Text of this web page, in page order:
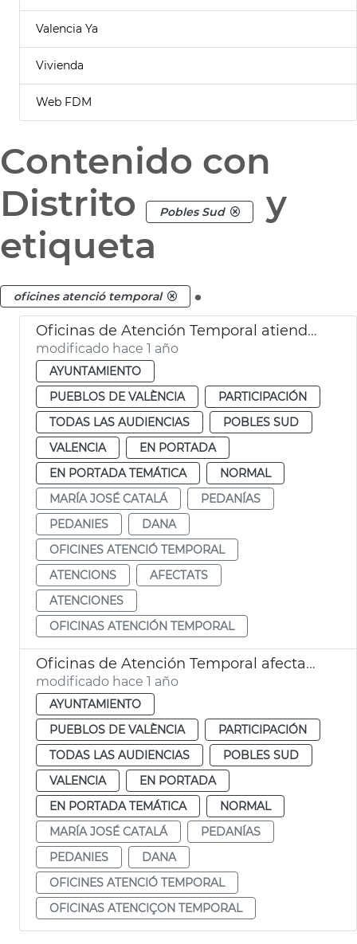
Valencia Ya
Vivienda
Web FDM
Contenido con
Distrito
Pobles Sud
y
etiqueta
oficines atenció temporal .
Oficinas de Atención Temporal atienden a 600 afectados DANA pedanias
modificado hace 1 año
AYUNTAMIENTO
PUEBLOS DE VALÈNCIA
PARTICIPACIÓN
TODAS LAS AUDIENCIAS
POBLES SUD
VALENCIA
EN PORTADA
EN PORTADA TEMÁTICA
NORMAL
MARÍA JOSÉ CATALÁ
PEDANÍAS
PEDANIES
DANA
OFICINES ATENCIÓ TEMPORAL
ATENCIONS
AFECTATS
ATENCIONES
OFICINAS ATENCIÓN TEMPORAL
Oficinas de Atención Temporal afectados dana pedanias
modificado hace 1 año
AYUNTAMIENTO
PUEBLOS DE VALÈNCIA
PARTICIPACIÓN
TODAS LAS AUDIENCIAS
POBLES SUD
VALENCIA
EN PORTADA
EN PORTADA TEMÁTICA
NORMAL
MARÍA JOSÉ CATALÁ
PEDANÍAS
PEDANIES
DANA
OFICINES ATENCIÓ TEMPORAL
OFICINAS ATENCIÇON TEMPORAL